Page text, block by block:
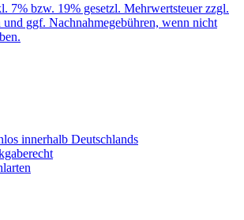
7% bzw. 19% gesetzl. Mehrwertsteuer zzgl.
und ggf. Nachnahmegebühren, wenn nicht
innerhalb Deutschlands